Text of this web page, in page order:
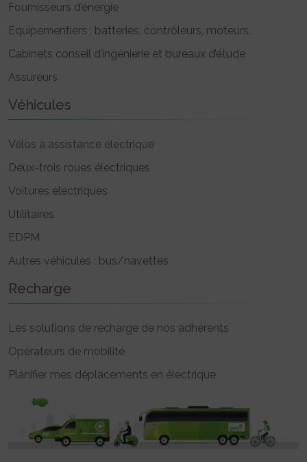
Fournisseurs d’énergie
Equipementiers : batteries, contrôleurs, moteurs..
Cabinets conseil d’ingénierie et bureaux d’étude
Assureurs
Véhicules
Vélos à assistance électrique
Deux-trois roues électriques
Voitures électriques
Utilitaires
EDPM
Autres véhicules : bus/navettes
Recharge
Les solutions de recharge de nos adhérents
Opérateurs de mobilité
Planifier mes déplacements en électrique